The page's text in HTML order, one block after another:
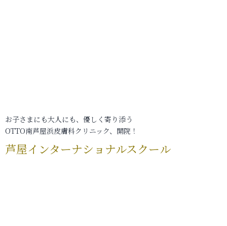
お子さまにも大人にも、優しく寄り添う
OTTO南芦屋浜皮膚科クリニック、開院！
芦屋インターナショナルスクール